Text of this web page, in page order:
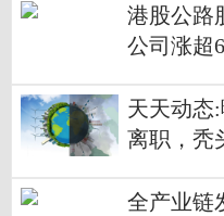
港股公路
公司涨超
天天动态
离职，秃
全产业链